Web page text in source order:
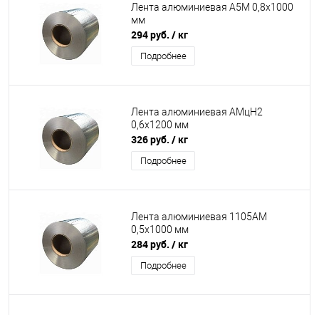
Лента алюминиевая А5М 0,8х1000
мм
294 руб. / кг
Подробнее
Лента алюминиевая АМцН2
0,6х1200 мм
326 руб. / кг
Подробнее
Лента алюминиевая 1105АМ
0,5х1000 мм
284 руб. / кг
Подробнее